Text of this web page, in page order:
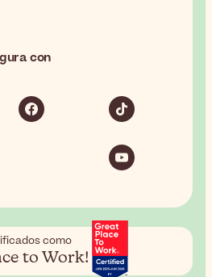
con
como
to Work!